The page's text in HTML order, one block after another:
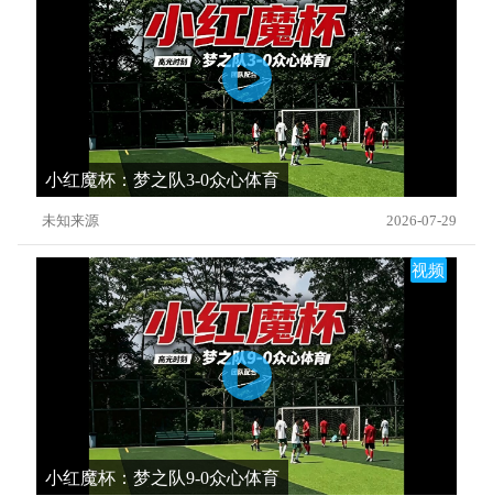
小红魔杯：梦之队3-0众心体育
未知来源 2026-07-29
视频
小红魔杯：梦之队9-0众心体育